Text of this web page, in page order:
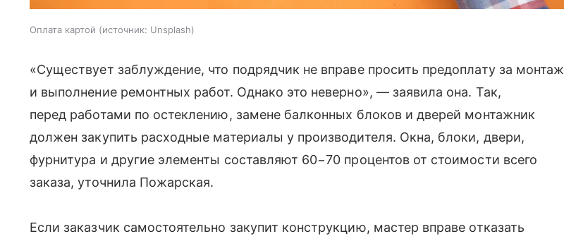
Оплата картой источник: Unsplash
«Существует заблуждение, что подрядчик не вправе просить предоплату за монтаж
и выполнение ремонтных работ. Однако это неверно», — заявила она. Так,
перед работами по остеклению, замене балконных блоков и дверей монтажник
должен закупить расходные материалы у производителя. Окна, блоки, двери,
фурнитура и другие элементы составляют 60−70 процентов от стоимости всего
заказа, уточнила Пожарская.
Если заказчик самостоятельно закупит конструкцию, мастер вправе отказать